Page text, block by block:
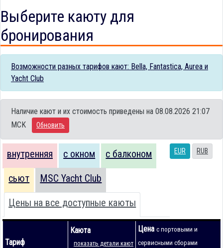
Выберите каюту для
бронирования
Возможности разных тарифов кают: Bella, Fantastica, Aurea и
Yacht Club
Наличие кают и их стоимость приведены на 08.08.2026 21:07
MCK
Обновить
EUR RUB
внутренняя с окном с балконом
сьют MSC Yacht Club
Цены на все доступные каюты
Тариф
Каюта
показать детали кают
Цена с портовыми и
сервисными сборами